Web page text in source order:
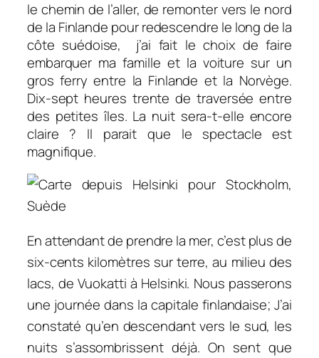
le chemin de l’aller, de remonter vers le nord
de la Finlande pour redescendre le long de la
côte suédoise, j’ai fait le choix de faire
embarquer ma famille et la voiture sur un
gros ferry entre la Finlande et la Norvège.
Dix-sept heures trente de traversée entre
des petites îles. La nuit sera-t-elle encore
claire ? Il parait que le spectacle est
magnifique.
En attendant de prendre la mer, c’est plus de
six-cents kilomètres sur terre, au milieu des
lacs, de Vuokatti à Helsinki. Nous passerons
une journée dans la capitale finlandaise; J’ai
constaté qu’en descendant vers le sud, les
nuits s’assombrissent déjà. On sent que